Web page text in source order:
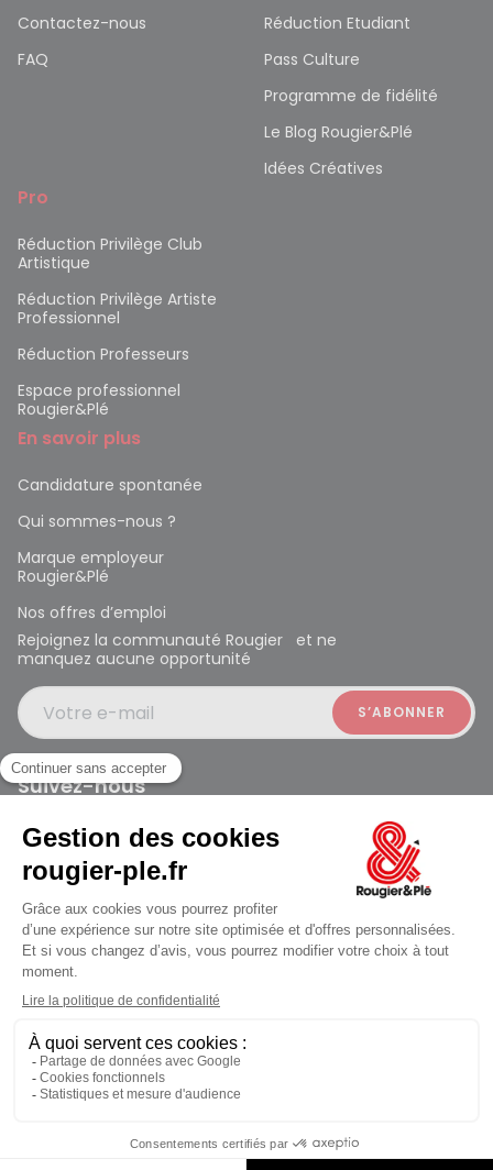
jusqu'au Mardi à 10:00
Contactez-nous
FAQ
Réduction Etudiant
Pass Culture
Programme de fidélité
Le Blog Rougier&Plé
Idées Créatives
Pro
Réduction Privilège Club
Artistique
Réduction Privilège Artiste
Professionnel
Réduction Professeurs
Espace professionnel
Rougier&Plé
En savoir plus
Candidature spontanée
Qui sommes-nous ?
Marque employeur
Rougier&Plé
Nos offres d’emploi
Rejoignez la communauté Rougier et ne
manquez aucune opportunité
Votre e-mail
Suivez-nous
Rougier et Plé 2024 Copyright
Mentions légales
Conditions générales des ventes
Données personnelles
Paiement sécurisé